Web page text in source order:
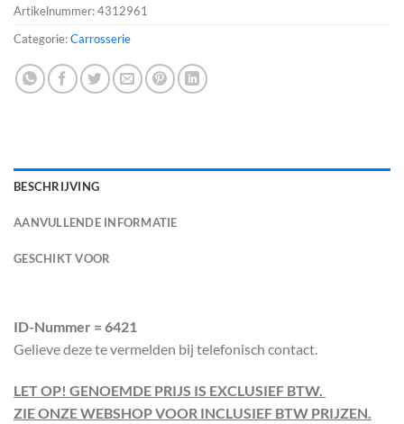
Artikelnummer:4312961
Categorie:Carrosserie
BESCHRIJVING
AANVULLENDE INFORMATIE
GESCHIKT VOOR
ID-Nummer = 6421
Gelieve deze te vermelden bij telefonisch contact.
LET OP! GENOEMDE PRIJS IS EXCLUSIEF BTW.
ZIE ONZE WEBSHOP VOOR INCLUSIEF BTW PRIJZEN.